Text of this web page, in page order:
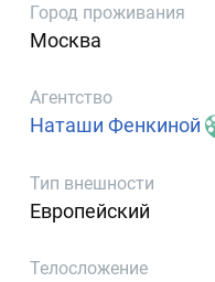
Город проживания
Москва
Агентство
Наташи Фенкиной
Тип внешности
Европейский
Телосложение